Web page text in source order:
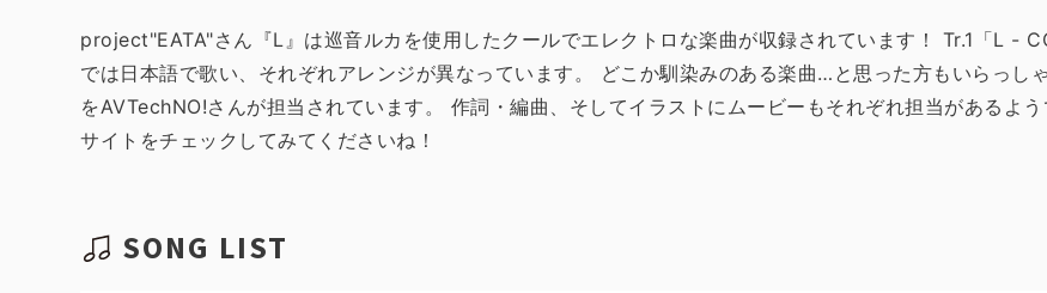
project"EATA"さん『L』は巡音ルカを使用したクールでエレクトロな楽曲が収録されています！ Tr.1「L -
では日本語で歌い、それぞれアレンジが異なっています。 どこか馴染みのある楽曲…と思った方もいらっ
をAVTechNO!さんが担当されています。 作詞・編曲、そしてイラストにムービーもそれぞれ担当があるよ
サイトをチェックしてみてくださいね！
SONG LIST